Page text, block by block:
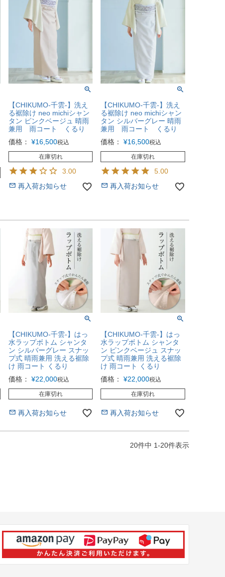
【CHIKUMO-千雲-】洗え
る裾除け neo michiシャン
タン ピンクベージュ 晴雨
兼用 雨コート くるり
価格：
¥16,500税込
在庫切れ
3.00
再入荷お知らせ
【CHIKUMO-千雲-】洗え
る裾除け neo michiシャン
タン シルバーグレー 晴雨
兼用 雨コート くるり
価格：
¥16,500税込
在庫切れ
5.00
再入荷お知らせ
【CHIKUMO-千雲-】はっ
水ラップボトム シャンタ
ン シルバーグレー スナッ
プ式 晴雨兼用 洗える裾除
け 雨コート くるり
価格：
¥22,000税込
在庫切れ
再入荷お知らせ
【CHIKUMO-千雲-】はっ
水ラップボトム シャンタ
ン ピンクベージュ スナッ
プ式 晴雨兼用 洗える裾除
け 雨コート くるり
価格：
¥22,000税込
在庫切れ
再入荷お知らせ
20件中 1-20件表示